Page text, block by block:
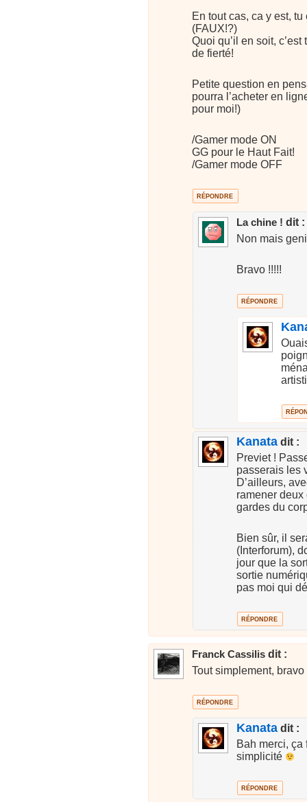
En tout cas, ca y est,
(FAUX!?)
Quoi qu’il en soit,
de fierté!
Petite question en
pourra l’acheter en
pour moi!)
/Gamer mode ON
GG pour le Haut Fait!
/Gamer mode OFF
RÉPONDRE
La chine ! dit :
Non mais
Bravo !!!!!
RÉPONDRE
Kanata dit :
Previet !
passerais les
D’ailleurs,
ramener
gardes du
Bien sûr, il
(Interforum),
jour que la
sortie
pas moi qui
RÉPONDRE
Franck Cassilis dit :
Tout simplement,
RÉPONDRE
Kanata dit :
Bah merci, ça
simplicité
RÉPONDRE